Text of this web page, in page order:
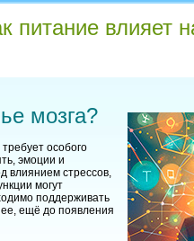
питание влияет
мозга?
особого
эмоции и
влиянием стрессов,
могут
поддерживать
ещё до появления